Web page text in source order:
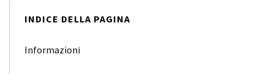
INDICE DELLA PAGINA
Informazioni